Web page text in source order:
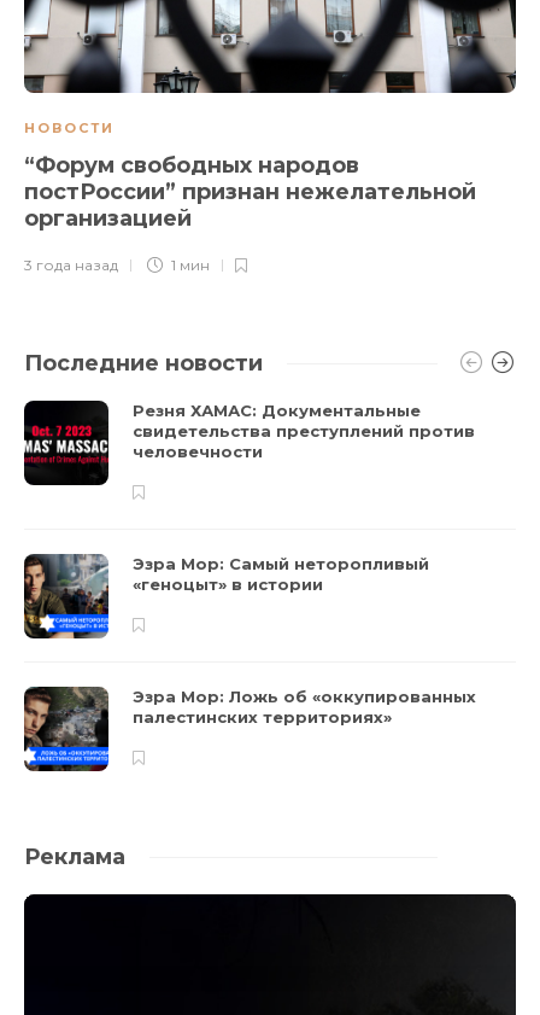
НОВОСТИ
“Форум свободных народов
постРоссии” признан нежелательной
организацией
3 года назад 1 мин
Последние новости
Резня ХАМАС: Документальные
свидетельства преступлений против
человечности
Эзра Мор: Самый неторопливый
«геноцыт» в истории
Эзра Мор: Ложь об «оккупированных
палестинских территориях»
Реклама